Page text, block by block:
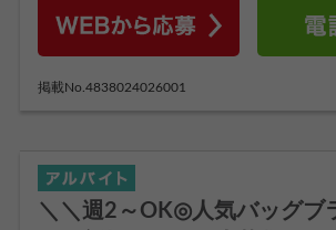
掲載No.4838024026001
＼＼週2～OK◎人気バッグブ